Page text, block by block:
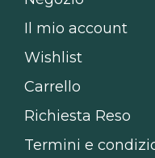
Il mio account
Wishlist
Carrello
Richiesta Reso
Termini e